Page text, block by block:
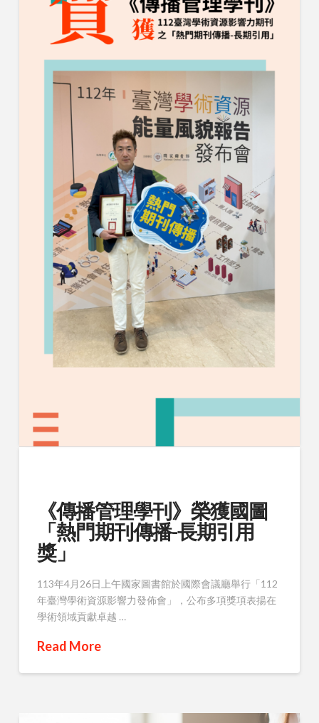
《傳播管理學刊》榮獲國圖
「熱門期刊傳播-長期引用
獎」
113年4月26日上午國家圖書館於國際會議廳舉行「112
年臺灣學術資源影響力發佈會」，公布多項獎項表揚在
學術領域貢獻卓越 …
Read More